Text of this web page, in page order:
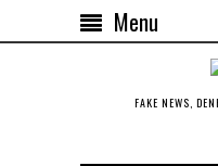
Menu
FAKE NEWS,